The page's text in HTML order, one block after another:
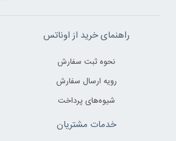
راهنمای خرید از اوناتس
نحوه ثبت سفارش
رویه ارسال سفارش
شیوه‌های پرداخت
خدمات مشتریان